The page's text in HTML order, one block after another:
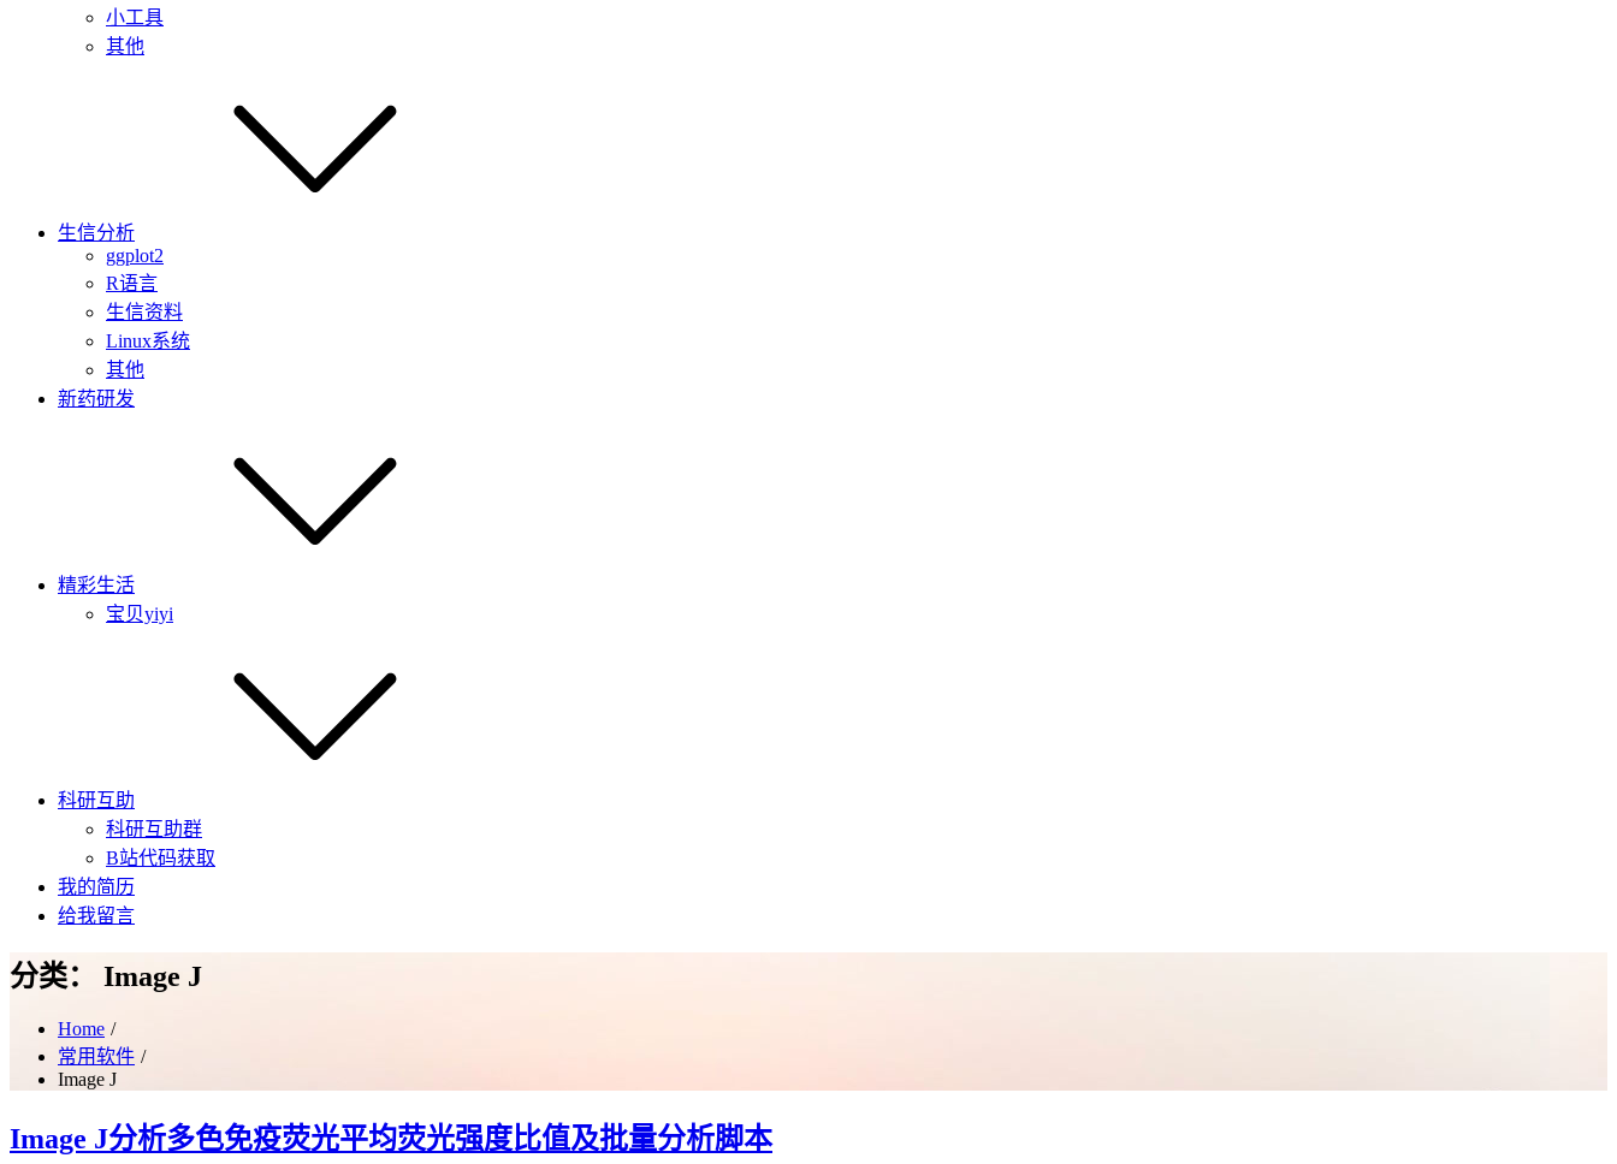
小工具
其他
生信分析
ggplot2
R语言
生信资料
Linux系统
其他
新药研发
精彩生活
宝贝yiyi
科研互助
科研互助群
B站代码获取
我的简历
给我留言
分类： Image J
Home
常用软件
Image J
Image J分析多色免疫荧光平均荧光强度比值及批量分析脚本